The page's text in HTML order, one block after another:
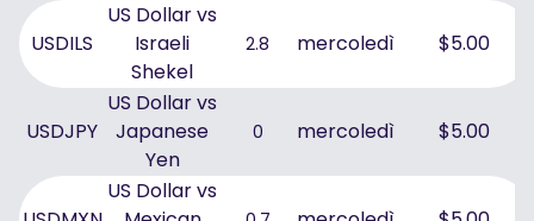
USDILS
US Dollar vs
Israeli
Shekel
2.8 mercoledì $5.00
USDJPY
US Dollar vs
Japanese
Yen
0 mercoledì $5.00
US Dollar vs